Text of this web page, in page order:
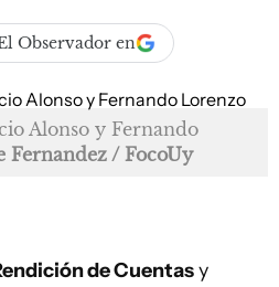
Observador en
Alonso y Fernando
Fernandez / FocoUy
de Cuentasy